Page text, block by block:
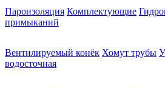
Пароизоляция Комплектующие
примыканий
Вентилируемый конёк Хомут трубы
водосточная